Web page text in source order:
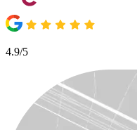
4.9/5